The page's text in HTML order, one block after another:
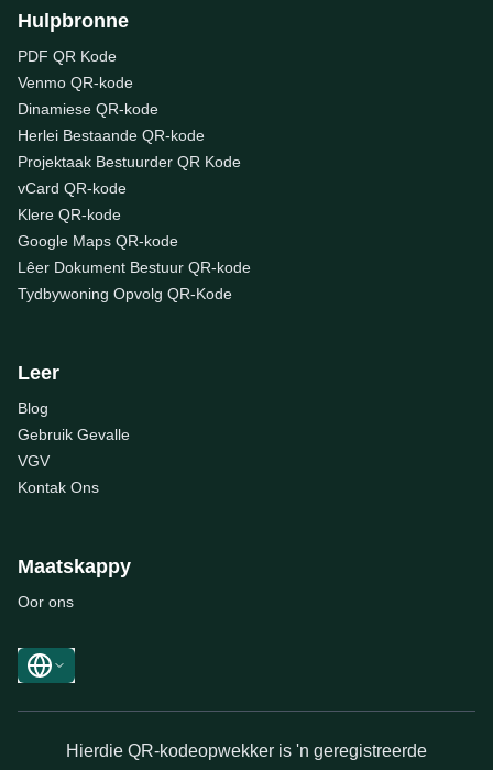
Hulpbronne
PDF QR Kode
Venmo QR-kode
Dinamiese QR-kode
Herlei Bestaande QR-kode
Projektaak Bestuurder QR Kode
vCard QR-kode
Klere QR-kode
Google Maps QR-kode
Lêer Dokument Bestuur QR-kode
Tydbywoning Opvolg QR-Kode
Leer
Blog
Gebruik Gevalle
VGV
Kontak Ons
Maatskappy
Oor ons
Hierdie QR-kodeopwekker is 'n geregistreerde